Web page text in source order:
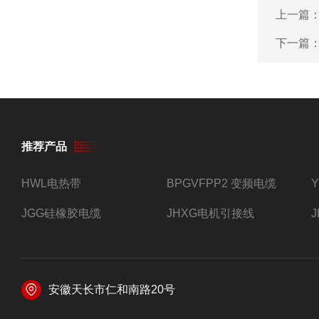
上一篇
下一篇
推荐产品
HWL电热带 BPGVFPP2 变频电缆
JGG硅橡胶电缆 JHXG电机引接线
安徽天长市仁和南路20号